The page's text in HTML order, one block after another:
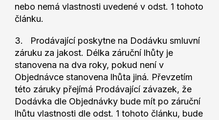
nebo nemá vlastnosti uvedené v odst. 1 tohoto
článku.
3. Prodávající poskytne na Dodávku smluvní
záruku za jakost. Délka záruční lhůty je
stanovena na dva roky, pokud není v
Objednávce stanovena lhůta jiná. Převzetím
této záruky přejímá Prodávající závazek, že
Dodávka dle Objednávky bude mít po záruční
lhůtu vlastnosti dle odst. 1 tohoto článku, bude